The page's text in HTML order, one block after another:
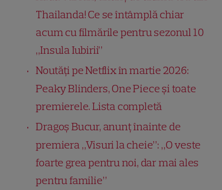
Thailanda! Ce se întâmplă chiar
acum cu filmările pentru sezonul 10
„Insula Iubirii”
Noutăți pe Netflix în martie 2026:
Peaky Blinders, One Piece și toate
premierele. Lista completă
Dragoș Bucur, anunț înainte de
premiera „Visuri la cheie”: „O veste
foarte grea pentru noi, dar mai ales
pentru familie”